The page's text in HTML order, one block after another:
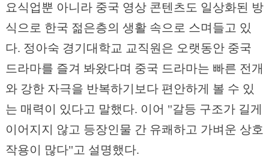
요식업뿐 아니라 중국 영상 콘텐츠도 일상화된 방
식으로 한국 젊은층의 생활 속으로 스며들고 있
다. 정아숙 경기대학교 교직원은 오랫동안 중국
드라마를 즐겨 봐왔다며 중국 드라마는 빠른 전개
와 강한 자극을 반복하기보다 편안하게 볼 수 있
는 매력이 있다고 말했다. 이어 "갈등 구조가 길게
이어지지 않고 등장인물 간 유쾌하고 가벼운 상호
작용이 많다"고 설명했다.